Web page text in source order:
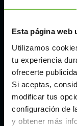
Esta página web
Utilizamos
tu experiencia
ofrecerte
Si aceptas,
modificar tus
configuración de
y obtener más
Valencia
Zaragoza